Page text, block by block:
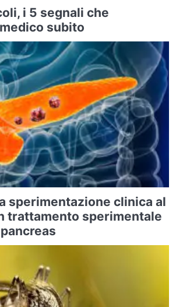
i 5 segnali che
subito
sperimentazione clinica al
trattamento sperimentale